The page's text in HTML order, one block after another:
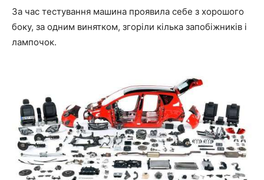
За час тестування машина проявила себе з хорошого
боку, за одним винятком, згоріли кілька запобіжників і
лампочок.